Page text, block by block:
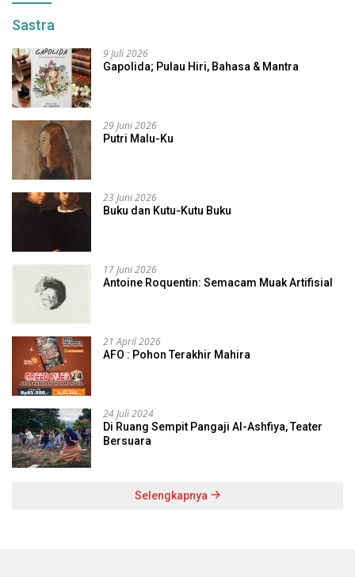
Sastra
9 Juli 2026
Gapolida; Pulau Hiri, Bahasa & Mantra
29 Juni 2026
Putri Malu-Ku
23 Juni 2026
Buku dan Kutu-Kutu Buku
17 Juni 2026
Antoine Roquentin: Semacam Muak Artifisial
21 April 2026
AFO : Pohon Terakhir Mahira
24 Juli 2024
Di Ruang Sempit Pangaji Al-Ashfiya, Teater
Bersuara
Selengkapnya